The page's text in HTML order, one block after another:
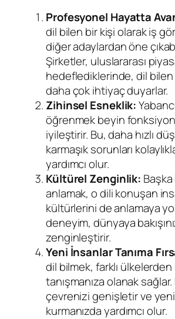
Profesyonel Hayatta
dil bilen bir kişi olarak iş
diğer adaylardan öne
Şirketler, uluslararası
hedeflediklerinde, dil bilen
daha çok ihtiyaç duyarlar.
Zihinsel Esneklik:
öğrenmek beyin
iyileştirir. Bu, daha hızlı
karmaşık sorunları
yardımcı olur.
Kültürel Zenginlik:
anlamak, o dili konuşan
kültürlerini de anlamaya
deneyim, dünyaya
zenginleştirir.
Yeni İnsanlar Tanıma
dil bilmek, farklı
tanışmanıza olanak
çevrenizi genişletir ve yeni
kurmanızda yardımcı olur.